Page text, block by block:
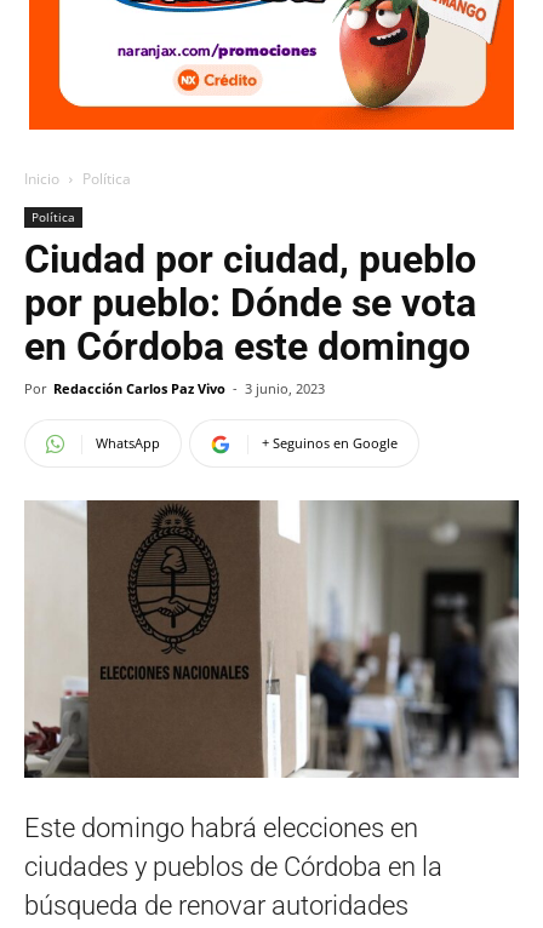
Inicio Política
Política
Ciudad por ciudad, pueblo
por pueblo: Dónde se vota
en Córdoba este domingo
Por Redacción Carlos Paz Vivo - 3 junio, 2023
WhatsApp + Seguinos en Google
Este domingo habrá elecciones en
ciudades y pueblos de Córdoba en la
búsqueda de renovar autoridades